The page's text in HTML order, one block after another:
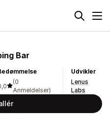
Bar
(0
Anmeldelser)
Udvikler
Lenus
Labs